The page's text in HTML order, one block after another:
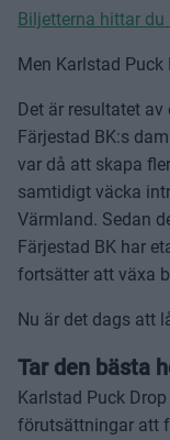
Biljetterna hittar du
Men Karlstad
Det är resultatet
Färjestad BK:s
var då att skapa
samtidigt väcka
Värmland. Sedan
Färjestad BK har
fortsätter att växa
Nu är det dags att
Tar den bästa
Karlstad Puck
förutsättningar att